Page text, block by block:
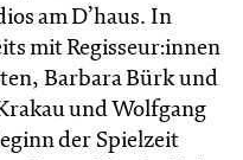
am D’haus. In
mit Regisseur:innen
Barbara Bürk und
und Wolfgang
der Spielzeit